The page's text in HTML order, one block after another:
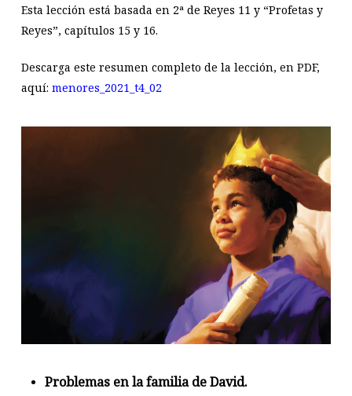
Esta lección está basada en 2ª de Reyes 11 y “Profetas y
Reyes”, capítulos 15 y 16.
Descarga este resumen completo de la lección, en PDF,
aquí: menores_2021_t4_02
Problemas en la familia de David.